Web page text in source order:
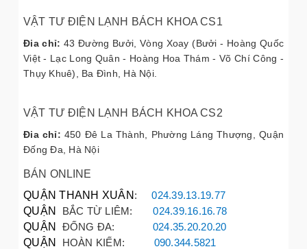
VẬT TƯ ĐIỆN LẠNH BÁCH KHOA CS1
Đia chỉ: 43 Đường Bưởi, Vòng Xoay (Bưởi - Hoàng Quốc
Việt - Lạc Long Quân - Hoàng Hoa Thám - Võ Chí Công -
Thụy Khuê), Ba Đình, Hà Nội.
VẬT TƯ ĐIỆN LẠNH BÁCH KHOA CS2
Đia chỉ: 450 Đê La Thành, Phường Láng Thượng, Quận
Đống Đa, Hà Nội
BÁN ONLINE
QUẬN THANH XUÂN :024.39.13.19.77
QUẬN BẮC TỪ LIÊM:024.39.16.16.78
QUẬN ĐỐNG ĐA: 024.35.20.20.20
QUẬN HOÀN KIẾM: 090.344.5821